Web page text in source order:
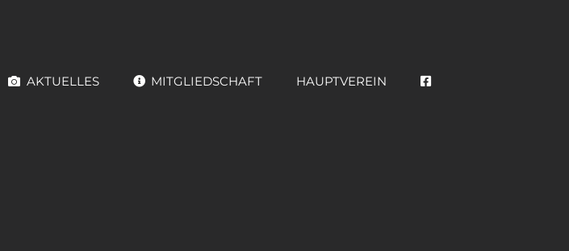
AKTUELLES MITGLIEDSCHAFT HAUPTVEREIN